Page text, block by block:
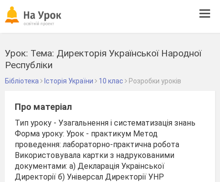
Урок: Тема: Директорія Української Народної
Республіки
Бібліотека Історія України 10 клас Розробки уроків
Про матеріал
Тип уроку - Узагальнення і систематизація знань
Форма уроку: Урок - практикум Метод
проведення: лабораторно-практична робота
Використовувала картки з надрукованими
документами: а) Декларація Украінської
Директорії б) Універсал Директорії УНР